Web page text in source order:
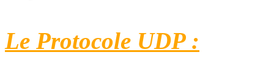
Le Protocole UDP :